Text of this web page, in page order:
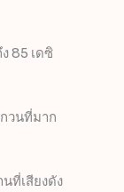
85 เดซิ
วนที่มาก
นที่เสียงดัง